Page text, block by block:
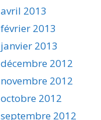
avril 2013
février 2013
janvier 2013
décembre 2012
novembre 2012
octobre 2012
septembre 2012